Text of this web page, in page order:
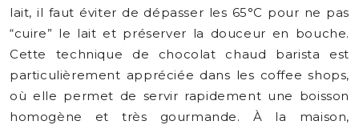
lait, il faut éviter de dépasser les 65°C pour ne pas
“cuire” le lait et préserver la douceur en bouche.
Cette technique de chocolat chaud barista est
particulièrement appréciée dans les coffee shops,
où elle permet de servir rapidement une boisson
homogène et très gourmande. À la maison,